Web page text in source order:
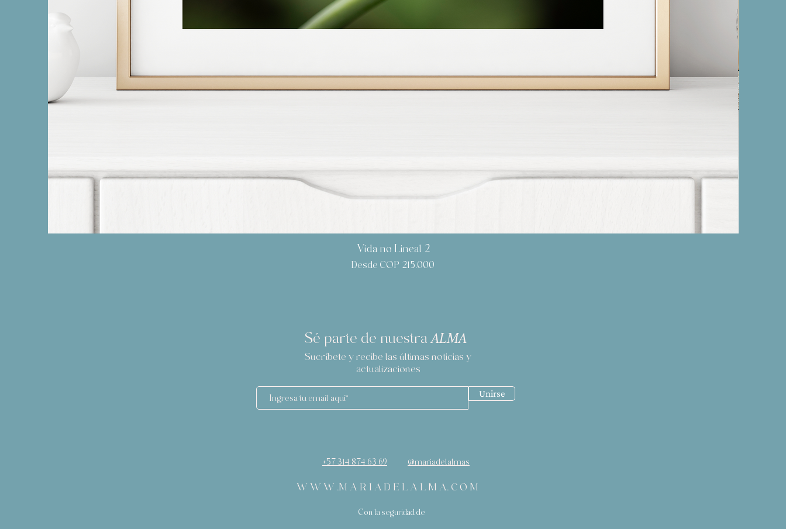
Vida no Lineal 2
Desde COP 215.000
Precio de oferta
Sé parte de nuestraALMA
Sucríbete y recibe las últimas noticias y
actualizaciones
Unirse
+57 314 874 63 69 @mariadelalmas
W W W .M A R I A D E L A L M A. C O M
Con la seguridad de